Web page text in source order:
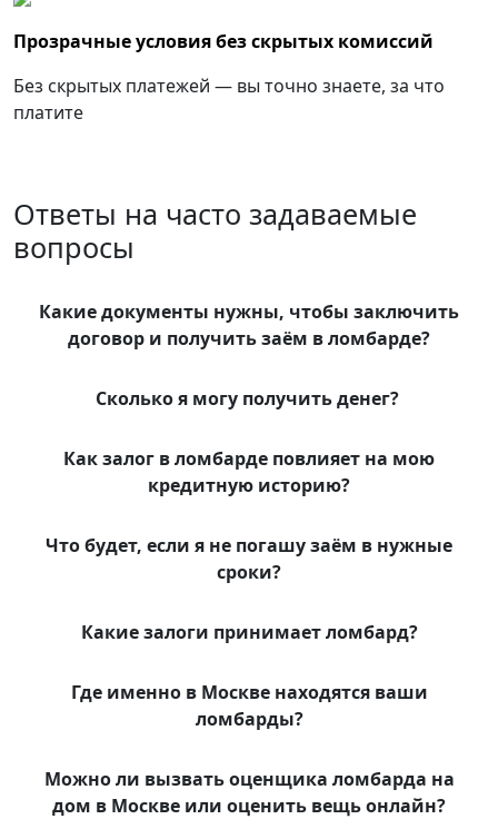
Прозрачные условия без скрытых комиссий
Без скрытых платежей — вы точно знаете, за что
платите
Ответы на часто задаваемые
вопросы
Какие документы нужны, чтобы заключить
договор и получить заём в ломбарде?
Сколько я могу получить денег?
Как залог в ломбарде повлияет на мою
кредитную историю?
Что будет, если я не погашу заём в нужные
сроки?
Какие залоги принимает ломбард?
Где именно в Москве находятся ваши
ломбарды?
Можно ли вызвать оценщика ломбарда на
дом в Москве или оценить вещь онлайн?